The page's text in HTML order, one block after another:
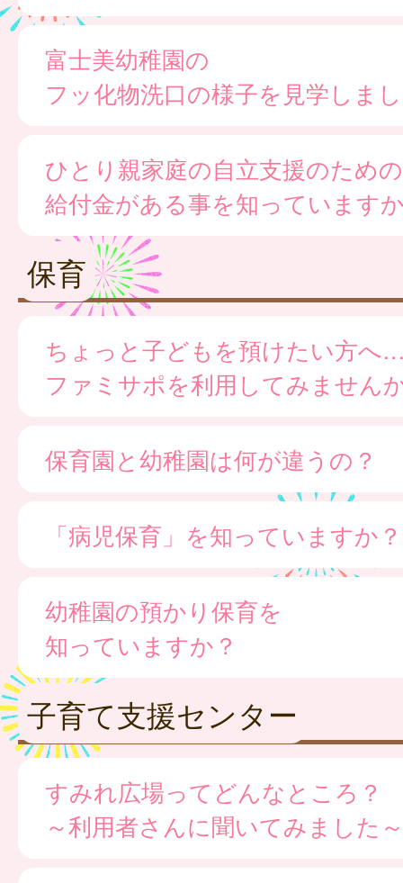
富士美幼稚園の
フッ化物洗口の様子を見学しま
ひとり親家庭の自立支援のための
給付金がある事を知っています
保育
ちょっと子どもを預けたい方へ
ファミサポを利用してみません
保育園と幼稚園は何が違うの？
「病児保育」を知っていますか？
幼稚園の預かり保育を
知っていますか？
子育て支援センター
すみれ広場ってどんなところ？
～利用者さんに聞いてみました～